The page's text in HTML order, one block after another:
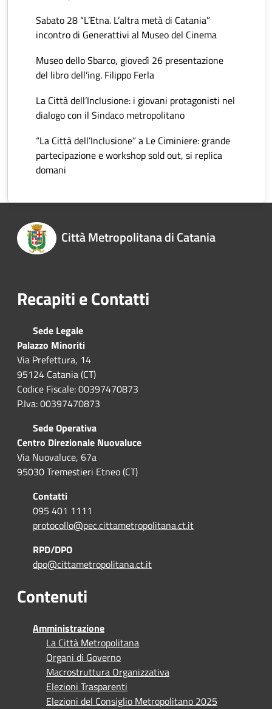
Sabato 28 “L’Etna. L’altra metà di Catania”
incontro di Generattivi al Museo del Cinema
Museo dello Sbarco, giovedì 26 presentazione
del libro dell’ing. Filippo Ferla
La Città dell’Inclusione: i giovani protagonisti nel
dialogo con il Sindaco metropolitano
“La Città dell’Inclusione” a Le Ciminiere: grande
partecipazione e workshop sold out, si replica
domani
Città Metropolitana di Catania
Recapiti e Contatti
Sede Legale
Palazzo Minoriti
Via Prefettura, 14
95124 Catania (CT)
Codice Fiscale: 00397470873
P.Iva: 00397470873
Sede Operativa
Centro Direzionale Nuovaluce
Via Nuovaluce, 67a
95030 Tremestieri Etneo (CT)
Contatti
095 401 1111
protocollo@pec.cittametropolitana.ct.it
RPD/DPO
dpo@cittametropolitana.ct.it
Contenuti
Amministrazione
La Città Metropolitana
Organi di Governo
Macrostruttura Organizzativa
Elezioni Trasparenti
Elezioni del Consiglio Metropolitano 2025